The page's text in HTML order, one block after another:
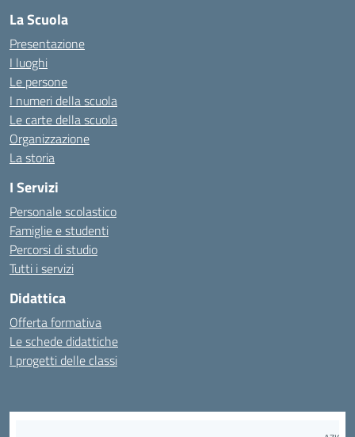
La Scuola
Presentazione
I luoghi
Le persone
I numeri della scuola
Le carte della scuola
Organizzazione
La storia
I Servizi
Personale scolastico
Famiglie e studenti
Percorsi di studio
Tutti i servizi
Didattica
Offerta formativa
Le schede didattiche
I progetti delle classi